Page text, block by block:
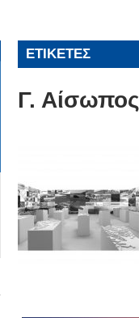
ΕΤΙΚΈΤΕΣ
Γ. Αίσωπος